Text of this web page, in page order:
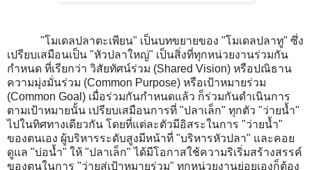
"โมเดลปลาตะเพียน" เป็นบทขยายของ "โมเดลปลาทู" ซึ่ง
เปรียบเสมือนเป็น "หัวปลาใหญ่" เป็นสิ่งที่ทุกหน่วยงานร่วมกัน
กำหนด ที่เรียกว่า วิสัยทัศน์ร่วม (Shared Vision) หรือปณิธาน
ความมุ่งมั่นร่วม (Common Purpose) หรือเป้าหมายร่วม
(Common Goal) เมื่อร่วมกันกำหนดแล้ว ก็ร่วมกันดำเนินการ
ตามเป้าหมายนั้น เปรียบเสมือนการที่ "ปลาเล็ก" ทุกตัว "ว่ายน้ำ"
ไปในทิศทางเดียวกัน โดยที่แต่ละตัวมีอิสระในการ "ว่ายน้ำ"
ของตนเอง ผู้บริหารระดับสูงมีหน้าที่ "บริหารหัวปลา" และคอย
ดูแล "บ่อน้ำ" ให้ "ปลาเล็ก" ได้มีโอกาสใช้ความริเริ่มสร้างสรรค์
ของตนในการ "ว่ายสู่เป้าหมายร่วม" ทุกหน่วยงานย่อยเองก็ต้อง